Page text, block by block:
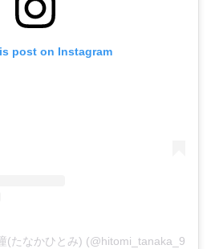
post on Instagram
(たなかひとみ) (@hitomi_tanaka_9)